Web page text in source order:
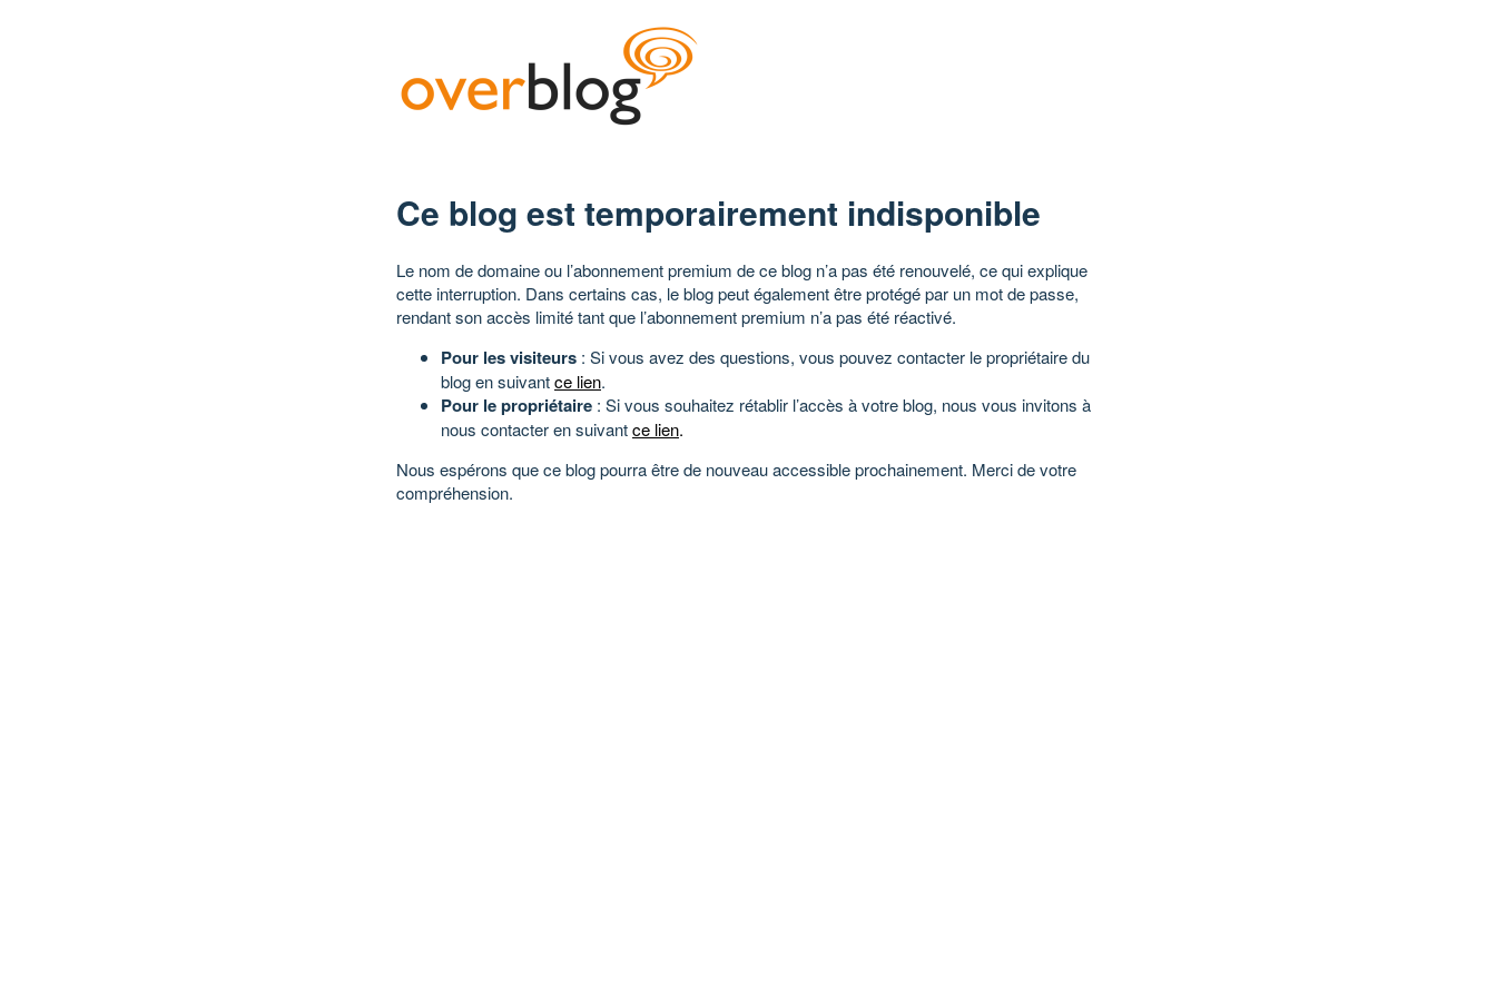
Ce blog est temporairement indisponible
Le nom de domaine ou l’abonnement premium de ce blog n’a pas été renouvelé, ce qui explique
cette interruption. Dans certains cas, le blog peut également être protégé par un mot de passe,
rendant son accès limité tant que l’abonnement premium n’a pas été réactivé.
Pour les visiteurs : Si vous avez des questions, vous pouvez contacter le propriétaire du
blog en suivantce lien.
Pour le propriétaire : Si vous souhaitez rétablir l’accès à votre blog, nous vous invitons à
nous contacter en suivantce lien.
Nous espérons que ce blog pourra être de nouveau accessible prochainement. Merci de votre
compréhension.